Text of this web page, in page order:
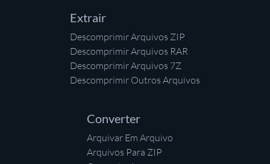
Extrair
Descomprimir Arquivos ZIP
Descomprimir Arquivos RAR
Descomprimir Arquivos 7Z
Descomprimir Outros Arquivos
Converter
Arquivar Em Arquivo
Arquivos Para ZIP